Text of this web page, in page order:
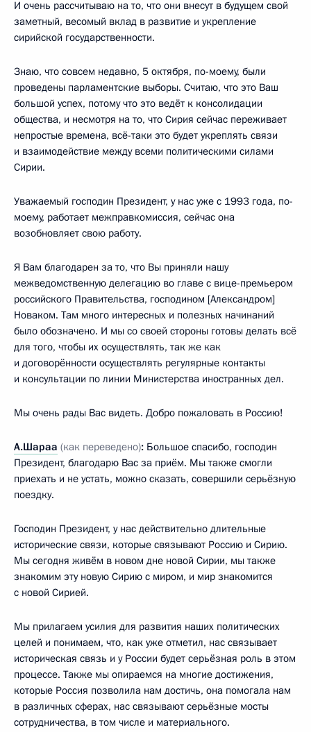
И очень рассчитываю на то, что они внесут в будущем свой
заметный, весомый вклад в развитие и укрепление
сирийской государственности.
Знаю, что совсем недавно, 5 октября, по-моему, были
проведены парламентские выборы. Считаю, что это Ваш
большой успех, потому что это ведёт к консолидации
общества, и несмотря на то, что Сирия сейчас переживает
непростые времена, всё-таки это будет укреплять связи
и взаимодействие между всеми политическими силами
Сирии.
Уважаемый господин Президент, у нас уже с 1993 года, по-
моему, работает межправкомиссия, сейчас она
возобновляет свою работу.
Я Вам благодарен за то, что Вы приняли нашу
межведомственную делегацию во главе с вице-премьером
российского Правительства, господином [Александром]
Новаком. Там много интересных и полезных начинаний
было обозначено. И мы со своей стороны готовы делать всё
для того, чтобы их осуществлять, так же как
и договорённости осуществлять регулярные контакты
и консультации по линии Министерства иностранных дел.
Мы очень рады Вас видеть. Добро пожаловать в Россию!
А.Шараа (как переведено): Большое спасибо, господин
Президент, благодарю Вас за приём. Мы также смогли
приехать и не устать, можно сказать, совершили серьёзную
поездку.
Господин Президент, у нас действительно длительные
исторические связи, которые связывают Россию и Сирию.
Мы сегодня живём в новом дне новой Сирии, мы также
знакомим эту новую Сирию с миром, и мир знакомится
с новой Сирией.
Мы прилагаем усилия для развития наших политических
целей и понимаем, что, как уже отметил, нас связывает
историческая связь и у России будет серьёзная роль в этом
процессе. Также мы опираемся на многие достижения,
которые Россия позволила нам достичь, она помогала нам
в различных сферах, нас связывают серьёзные мосты
сотрудничества, в том числе и материального.